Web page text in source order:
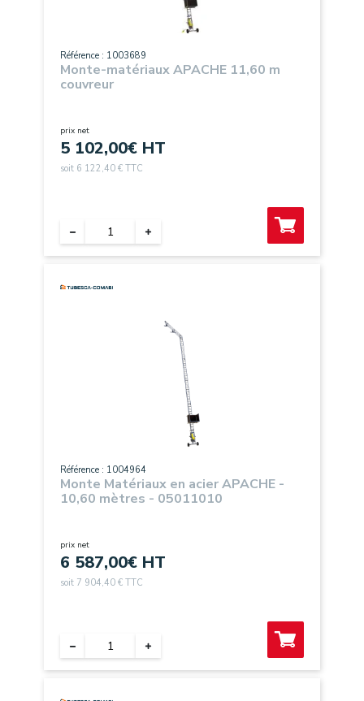
Référence : 1003689
Monte-matériaux APACHE 11,60 m
couvreur
prix net
5 102,00€ HT
soit 6 122,40 € TTC
Référence : 1004964
Monte Matériaux en acier APACHE -
10,60 mètres - 05011010
prix net
6 587,00€ HT
soit 7 904,40 € TTC